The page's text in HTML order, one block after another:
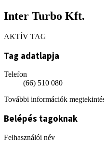
Inter Turbo Kft.
AKTÍV TAG
Tag adatlapja
Telefon
(66) 510 080
További információk
Belépés tagoknak
Felhasználói név